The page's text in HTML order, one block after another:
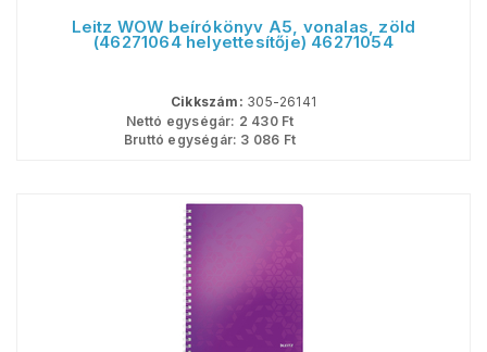
Leitz WOW beírókönyv A5, vonalas, zöld
(46271064 helyettesítője) 46271054
Cikkszám: 305-26141
Nettó egységár: 2 430Ft
Bruttó egységár: 3 086 Ft